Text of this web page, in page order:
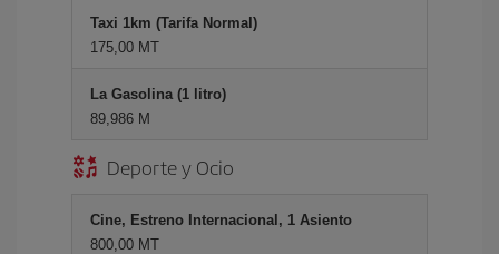
Taxi 1km (Tarifa Normal)
175,00 MT
La Gasolina (1 litro)
89,986 M
Deporte y Ocio
Cine, Estreno Internacional, 1 Asiento
800,00 MT